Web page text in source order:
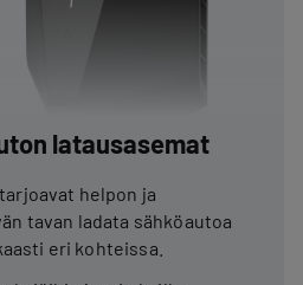
latausasemat
helpon ja
tavan ladata sähköautoa
eri kohteissa.